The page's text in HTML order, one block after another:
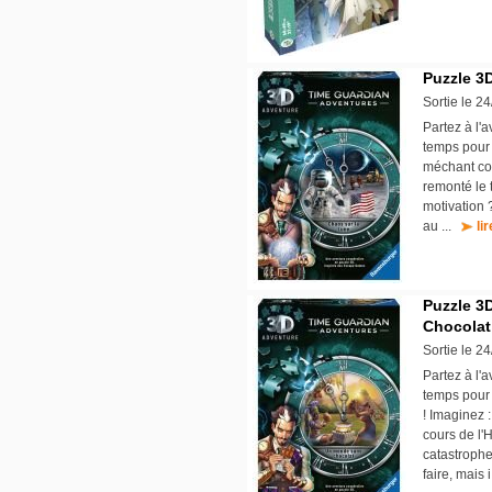
Puzzle
Sortie le
Partez à
temps
méchant
remonté le
motivation
au ...
Puzzle
Chocolat
Sortie le
Partez à
temps
! Imaginez
cours de
faire,